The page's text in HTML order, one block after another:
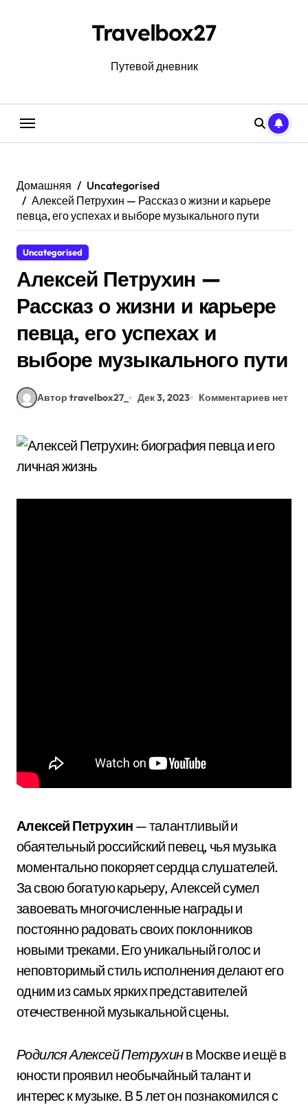
Travelbox27
Путевой дневник
Домашняя
Uncategorised
Алексей Петрухин — Рассказ о жизни и карьере
певца, его успехах и выборе музыкального пути
Uncategorised
Алексей Петрухин —
Рассказ о жизни и карьере
певца, его успехах и
выборе музыкального пути
Автор travelbox27_ Дек 3, 2023 Комментариев нет
Алексей Петрухин — талантливый и
обаятельный российский певец, чья музыка
моментально покоряет сердца слушателей.
За свою богатую карьеру, Алексей сумел
завоевать многочисленные награды и
постоянно радовать своих поклонников
новыми треками. Его уникальный голос и
неповторимый стиль исполнения делают его
одним из самых ярких представителей
отечественной музыкальной сцены.
Родился Алексей Петрухинв Москве и ещё в
юности проявил необычайный талант и
интерес к музыке. В 5 лет он познакомился с